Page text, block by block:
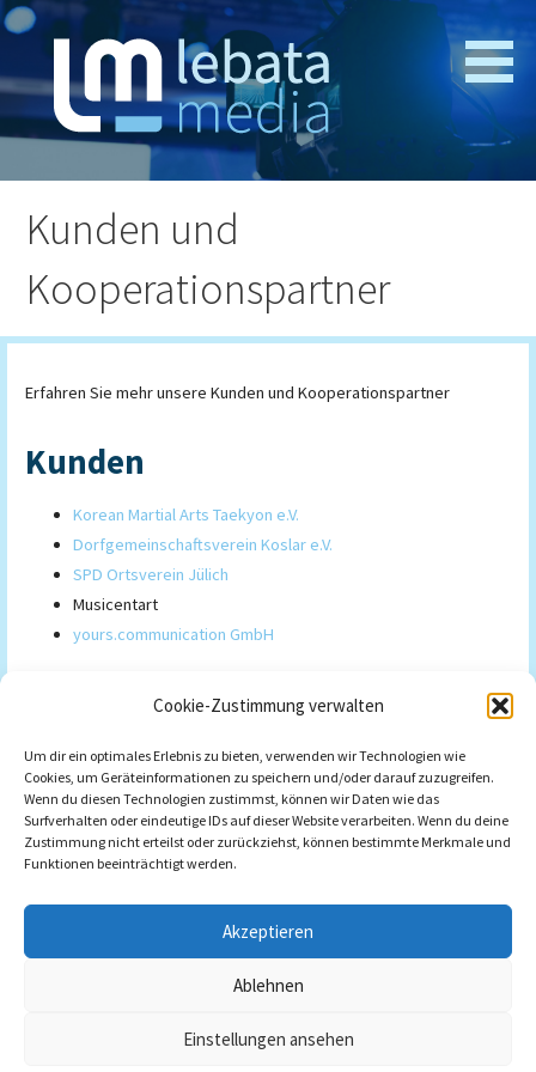
Cookie-Zustimmung verwalten
Um dir ein optimales Erlebnis zu bieten, verwenden wir Technologien wie
Cookies, um Geräteinformationen zu speichern und/oder darauf zuzugreifen.
Wenn du diesen Technologien zustimmst, können wir Daten wie das
Surfverhalten oder eindeutige IDs auf dieser Website verarbeiten. Wenn du deine
Zustimmung nicht erteilst oder zurückziehst, können bestimmte Merkmale und
Funktionen beeinträchtigt werden.
Akzeptieren
Ablehnen
Einstellungen ansehen
Zum
springen
lebata media
Webseitenentwicklung und Medienproduktion
Kunden und
Kooperationspartner
Erfahren Sie mehr unsere Kunden und Kooperationspartner
Kunden
Korean Martial Arts Taekyon e.V.
Dorfgemeinschaftsverein Koslar e.V.
SPD Ortsverein Jülich
Musicentart
yours.communication GmbH
Kooperationspartner
Showtechnik Müller (STM)
Dorfgemeinschaftsverein Koslar e.V.
Christliche Frauengemeinschaft Koslar-Engelsdorf e.V.